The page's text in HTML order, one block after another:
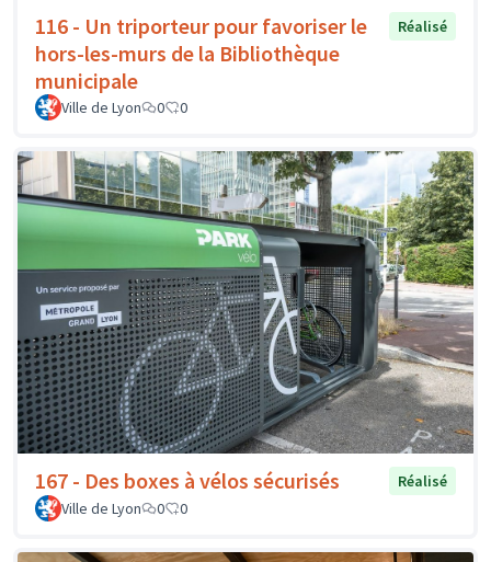
116 - Un triporteur pour favoriser le
hors-les-murs de la Bibliothèque
municipale
Réalisé
Ville de Lyon 0 0
167 - Des boxes à vélos sécurisés
Réalisé
Ville de Lyon
0 0